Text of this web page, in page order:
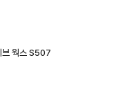
브 웍스 S507